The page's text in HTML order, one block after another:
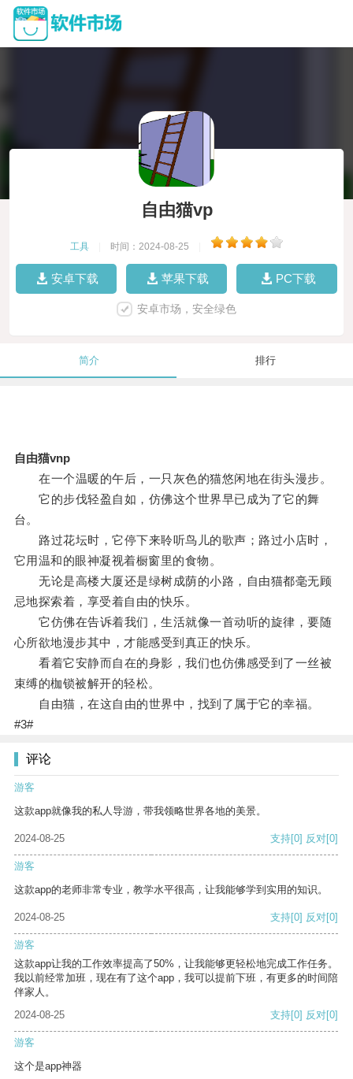
自由猫vp
工具 时间：2024-08-25
安卓下载 苹果下载 PC下载
安卓市场，安全绿色
简介 排行
自由猫vnp
在一个温暖的午后，一只灰色的猫悠闲地在街头漫步。
它的步伐轻盈自如，仿佛这个世界早已成为了它的舞
台。
路过花坛时，它停下来聆听鸟儿的歌声；路过小店时，
它用温和的眼神凝视着橱窗里的食物。
无论是高楼大厦还是绿树成荫的小路，自由猫都毫无顾
忌地探索着，享受着自由的快乐。
它仿佛在告诉着我们，生活就像一首动听的旋律，要随
心所欲地漫步其中，才能感受到真正的快乐。
看着它安静而自在的身影，我们也仿佛感受到了一丝被
束缚的枷锁被解开的轻松。
自由猫，在这自由的世界中，找到了属于它的幸福。
#3#
评论
游客
这款app就像我的私人导游，带我领略世界各地的美景。
2024-08-25 支持[0] 反对[0]
游客
这款app的老师非常专业，教学水平很高，让我能够学到实用的知识。
2024-08-25 支持[0] 反对[0]
游客
这款app让我的工作效率提高了50%，让我能够更轻松地完成工作任务。
我以前经常加班，现在有了这个app，我可以提前下班，有更多的时间陪
伴家人。
2024-08-25
支持[0] 反对[0]
游客
这个是app神器